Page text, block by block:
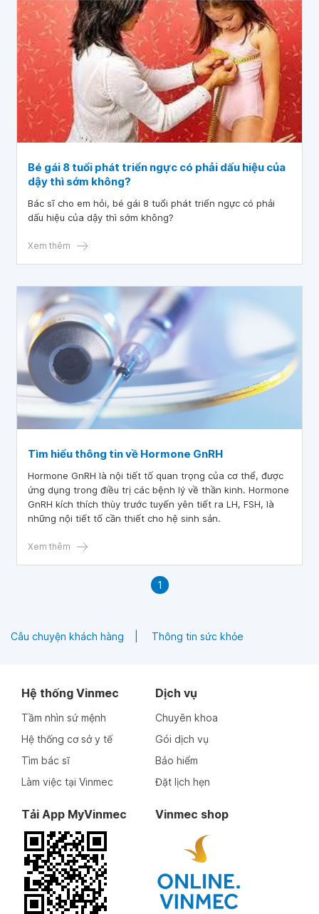
Bé gái 8 tuổi phát triển ngực có phải dấu hiệu của
dậy thì sớm không?
Bác sĩ cho em hỏi, bé gái 8 tuổi phát triển ngực có phải
dấu hiệu của dậy thì sớm không?
Xem thêm
Tìm hiểu thông tin về Hormone GnRH
Hormone GnRH là nội tiết tố quan trọng của cơ thể, được
ứng dụng trong điều trị các bệnh lý về thần kinh. Hormone
GnRH kích thích thùy trước tuyến yên tiết ra LH, FSH, là
những nội tiết tố cần thiết cho hệ sinh sản.
Xem thêm
1
Câu chuyện khách hàng Thông tin sức khỏe
Hệ thống Vinmec
Tầm nhìn sứ mệnh
Hệ thống cơ sở y tế
Tìm bác sĩ
Làm việc tại Vinmec
Dịch vụ
Chuyên khoa
Gói dịch vụ
Bảo hiểm
Đặt lịch hẹn
Tải App MyVinmec Vinmec shop